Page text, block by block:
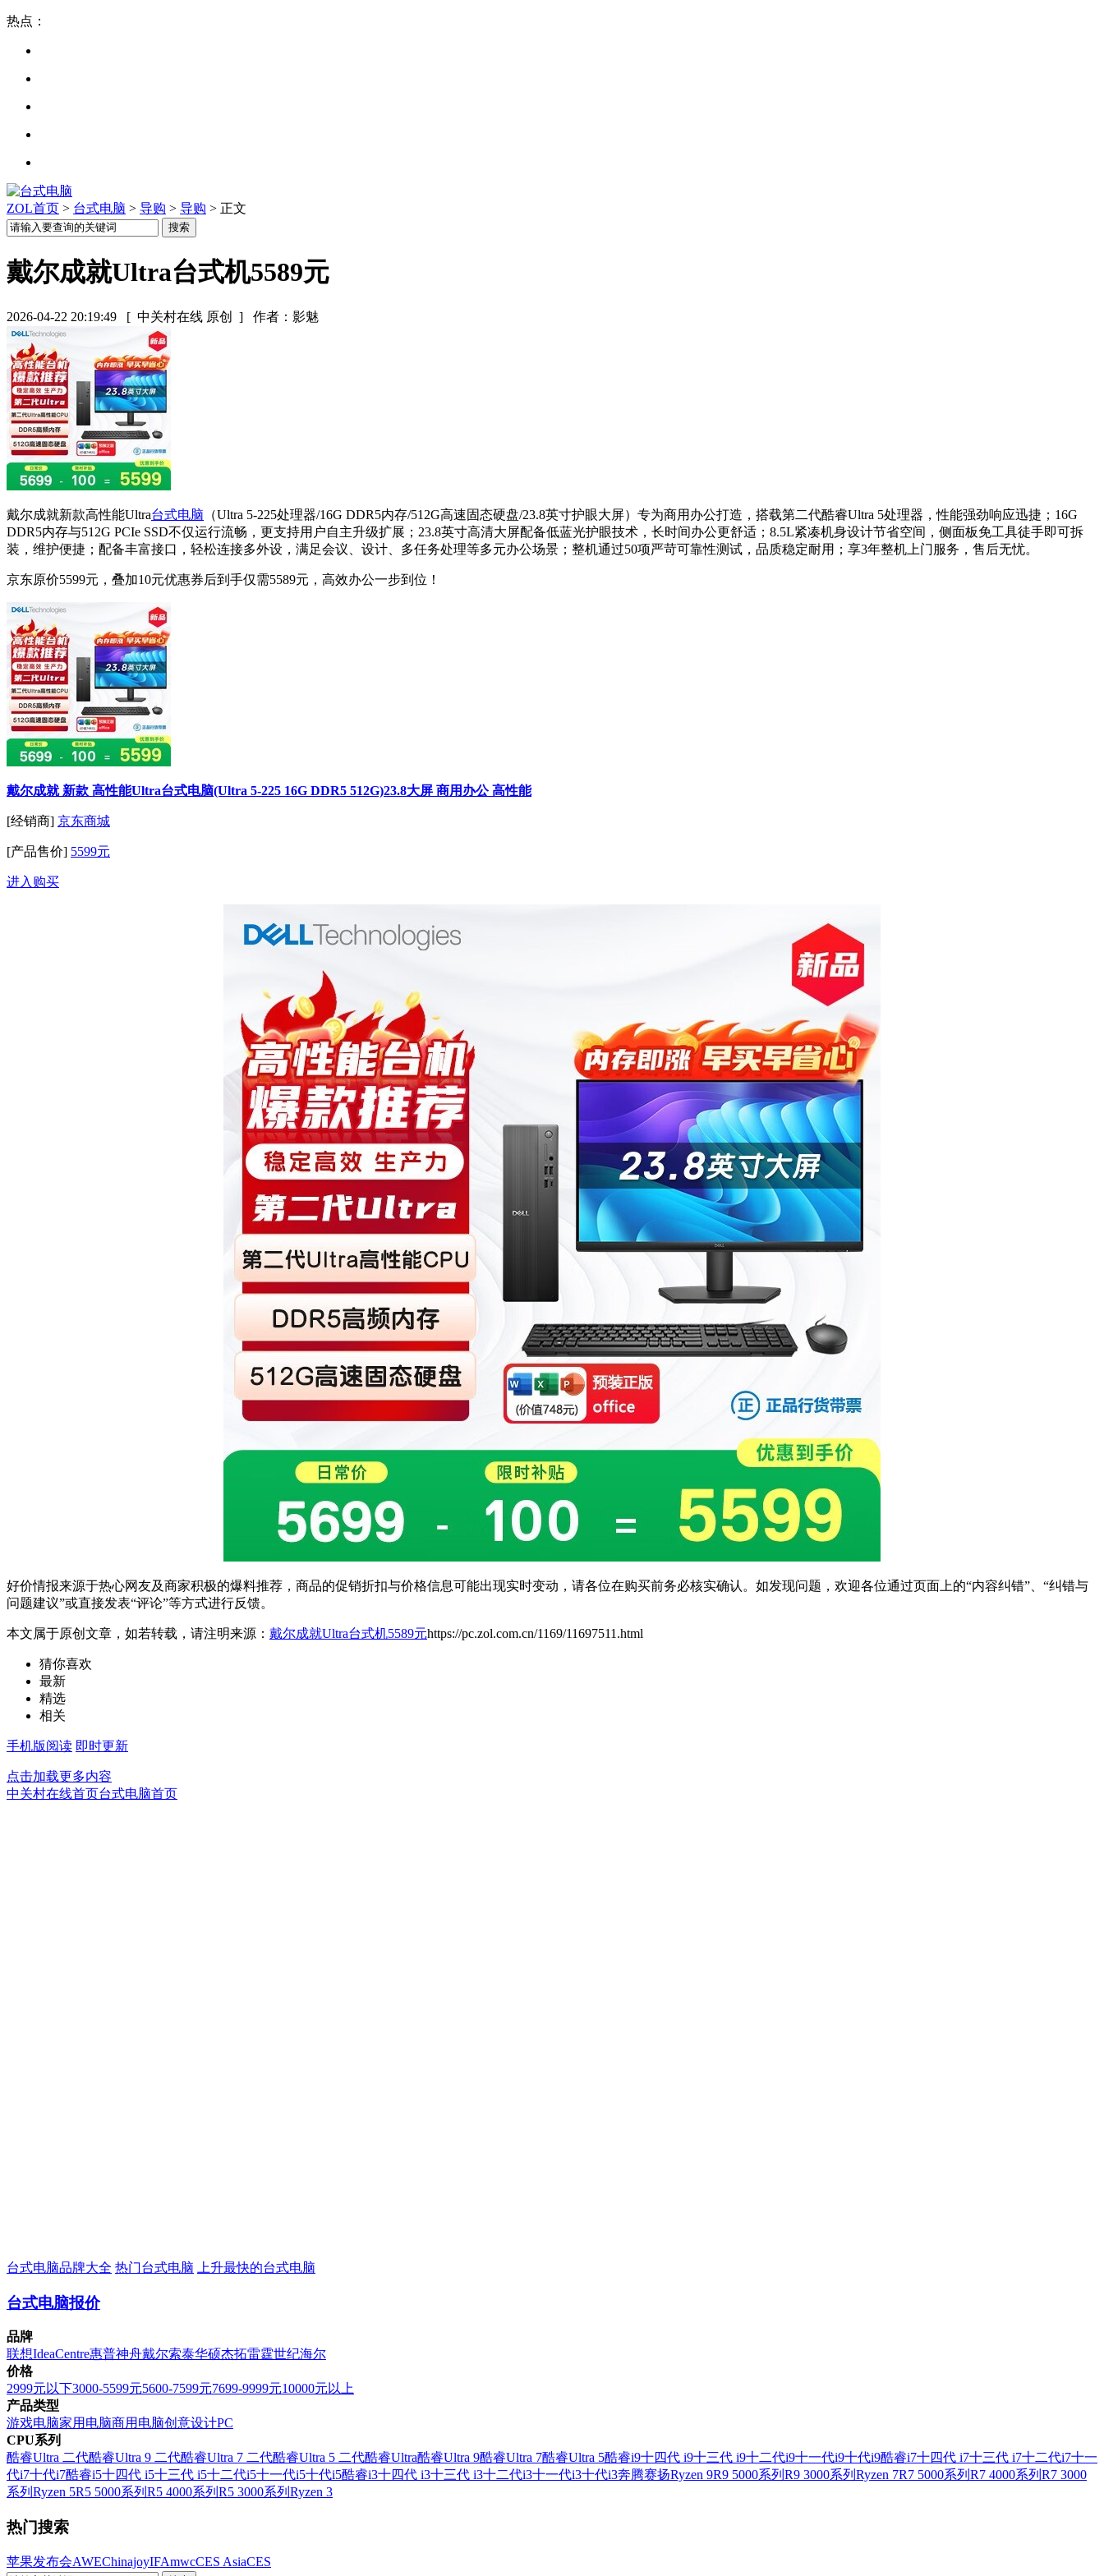
热点：
ZOL首页 > 台式电脑 > 导购 > 导购 > 正文
戴尔成就Ultra台式机5589元
2026-04-22 20:19:49 [ 中关村在线 原创 ] 作者：影魅
戴尔成就新款高性能Ultra台式电脑 （Ultra 5-225处理器/16G DDR5内存/512G高速固态硬盘/23.8英寸护眼大屏）专为商用办公打造，搭载第二代酷睿Ultra 5处理器，性能强劲响应迅捷；16G
DDR5内存与512G PCIe SSD不仅运行流畅，更支持用户自主升级扩展；23.8英寸高清大屏配备低蓝光护眼技术，长时间办公更舒适；8.5L紧凑机身设计节省空间，侧面板免工具徒手即可拆
装，维护便捷；配备丰富接口，轻松连接多外设，满足会议、设计、多任务处理等多元办公场景；整机通过50项严苛可靠性测试，品质稳定耐用；享3年整机上门服务，售后无忧。
京东原价5599元，叠加10元优惠券后到手仅需5589元，高效办公一步到位！
戴尔成就 新款 高性能Ultra台式电脑(Ultra 5-225 16G DDR5 512G)23.8大屏 商用办公 高性能
[经销商] 京东商城
[产品售价] 5599元
进入购买
好价情报来源于热心网友及商家积极的爆料推荐，商品的促销折扣与价格信息可能出现实时变动，请各位在购买前务必核实确认。如发现问题，欢迎各位通过页面上的“内容纠错”、“纠错与
问题建议”或直接发表“评论”等方式进行反馈。
本文属于原创文章，如若转载，请注明来源： 戴尔成就Ultra台式机5589元https://pc.zol.com.cn/1169/11697511.html
猜你喜欢
最新
精选
相关
手机版阅读 即时更新
点击加载更多内容
中关村在线首页台式电脑首页
台式电脑品牌大全 热门台式电脑 上升最快的台式电脑
台式电脑报价
品牌
联想IdeaCentre惠普神舟戴尔索泰华硕杰拓雷霆世纪海尔
价格
2999元以下3000-5599元5600-7599元7699-9999元10000元以上
产品类型
游戏电脑家用电脑商用电脑创意设计PC
CPU系列
酷睿Ultra 二代酷睿Ultra 9 二代酷睿Ultra 7 二代酷睿Ultra 5 二代酷睿Ultra酷睿Ultra 9酷睿Ultra 7酷睿Ultra 5酷睿i9十四代 i9十三代 i9十二代i9十一代i9十代i9酷睿i7十四代 i7十三代 i7十二代i7十一
代i7十代i7酷睿i5十四代 i5十三代 i5十二代i5十一代i5十代i5酷睿i3十四代 i3十三代 i3十二代i3十一代i3十代i3奔腾赛扬Ryzen 9R9 5000系列 R9 3000系列 Ryzen 7R7 5000系列 R7 4000系列 R7 3000
系列 Ryzen 5R5 5000系列 R5 4000系列 R5 3000系列 Ryzen 3
热门搜索
苹果发布会AWEChinajoyIFAmwcCES AsiaCES